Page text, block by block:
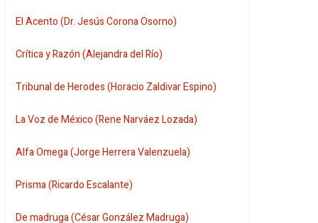
El Acento (Dr. Jesús Corona Osorno)
Crítica y Razón (Alejandra del Río)
Tribunal de Herodes (Horacio Zaldivar Espino)
La Voz de México (Rene Narváez Lozada)
Alfa Omega (Jorge Herrera Valenzuela)
Prisma (Ricardo Escalante)
De madruga (César González Madruga)